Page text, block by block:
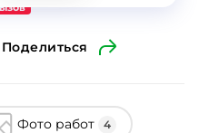
Поделиться
Фото работ 4